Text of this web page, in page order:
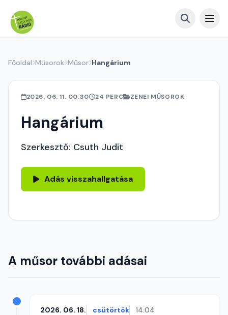
Főoldal Műsorok Műsor Hangárium
2026. 06. 11. 00:30 24 PERC ZENEI MŰSOROK
Hangárium
Szerkesztő: Csuth Judit
Adás visszahallgatása
A műsor további adásai
2026. 06. 18. csütörtök 14:04